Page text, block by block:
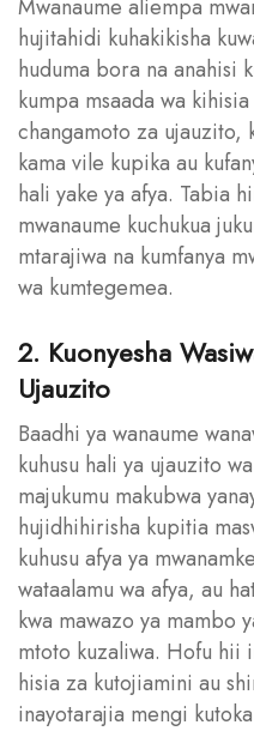
Mwanaume aliempa
hujitahidi kuhakikisha
huduma bora na anahisi
kumpa msaada wa
changamoto za ujauzito,
kama vile kupika au
hali yake ya afya. Tabia
mwanaume kuchukua
mtarajiwa na kumfanya
wa kumtegemea.
2. Kuonyesha
Ujauzito
Baadhi ya wanaume
kuhusu hali ya ujauzito
majukumu makubwa
hujidhihirisha kupitia
kuhusu afya ya
wataalamu wa afya, au
kwa mawazo ya mambo
mtoto kuzaliwa. Hofu hii
hisia za kutojiamini au
inayotarajia mengi